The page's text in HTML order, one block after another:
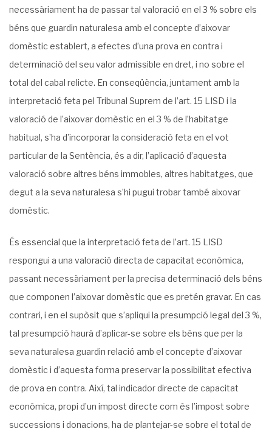
necessàriament ha de passar tal valoració en el 3 % sobre els
béns que guardin naturalesa amb el concepte d’aixovar
domèstic establert, a efectes d’una prova en contra i
determinació del seu valor admissible en dret, i no sobre el
total del cabal relicte. En conseqüència, juntament amb la
interpretació feta pel Tribunal Suprem de l’art. 15 LISD i la
valoració de l’aixovar domèstic en el 3 % de l’habitatge
habitual, s’ha d’incorporar la consideració feta en el vot
particular de la Sentència, és a dir, l’aplicació d’aquesta
valoració sobre altres béns immobles, altres habitatges, que
degut a la seva naturalesa s’hi pugui trobar també aixovar
domèstic.
És essencial que la interpretació feta de l’art. 15 LISD
respongui a una valoració directa de capacitat econòmica,
passant necessàriament per la precisa determinació dels béns
que componen l’aixovar domèstic que es pretén gravar. En cas
contrari, i en el supòsit que s’apliqui la presumpció legal del 3 %,
tal presumpció haurà d’aplicar-se sobre els béns que per la
seva naturalesa guardin relació amb el concepte d’aixovar
domèstic i d’aquesta forma preservar la possibilitat efectiva
de prova en contra. Així, tal indicador directe de capacitat
econòmica, propi d’un impost directe com és l’impost sobre
successions i donacions, ha de plantejar-se sobre el total de